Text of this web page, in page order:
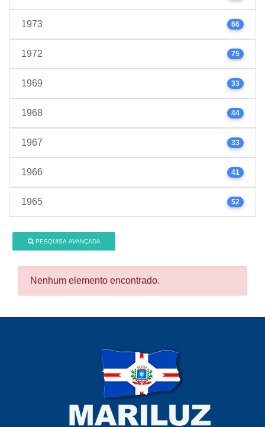
1973 66
1972 75
1969 33
1968 44
1967 33
1966 41
1965 52
PESQUISA AVANÇADA
Nenhum elemento encontrado.